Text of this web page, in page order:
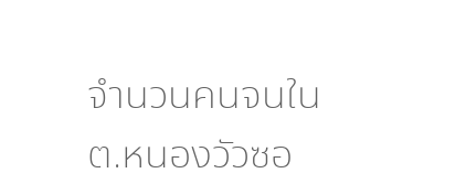
จำนวนคนจนใน
ต.หนองวัวซอ